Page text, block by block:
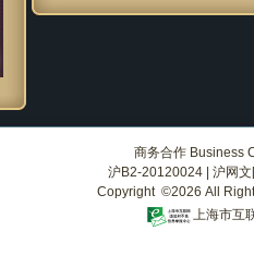
商务合作 Business
沪B2-20120024
沪网
Copyright ©2026 All
上海市互